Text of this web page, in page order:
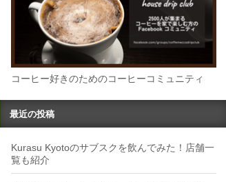
コーヒー好きのためのコーヒーコミュニティ
最近の投稿
Kurasu Kyotoのサブスクを飲んでみた！店舗一
覧も紹介